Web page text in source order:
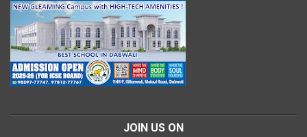
JOIN US ON